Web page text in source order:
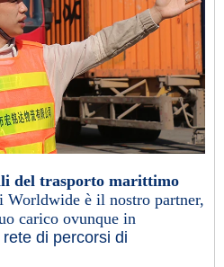
del trasporto marittimo
Worldwide è il nostro partner,
carico ovunque in
di percorsi di